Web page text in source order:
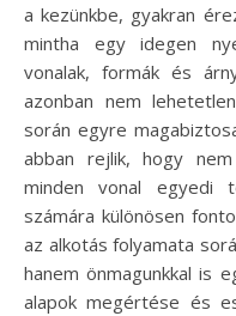
a kezünkbe, gyakran
mintha egy idegen
vonalak, formák és
azonban nem
során egyre
abban rejlik, hogy
minden vonal egyedi
számára különösen
az alkotás folyamata
hanem önmagunkkal is
alapok megértése és